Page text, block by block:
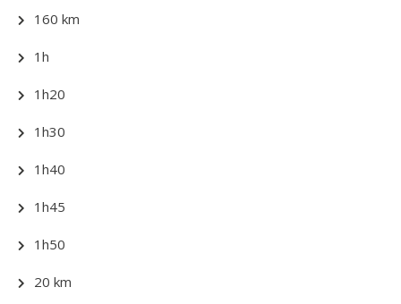
160 km
1h
1h20
1h30
1h40
1h45
1h50
20 km